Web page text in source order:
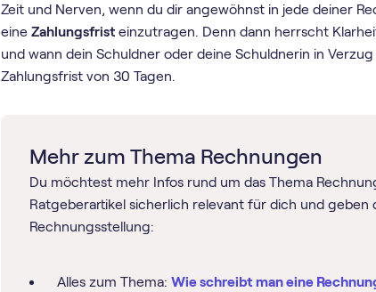
Zeit und Nerven, wenn du dir angewöhnst in jede deiner
eineZahlungsfrist einzutragen. Denn dann herrscht
und wann dein Schuldner oder deine Schuldnerin in
Zahlungsfrist von 30 Tagen.
Mehr zum Thema Rechnungen
Du möchtest mehr Infos rund um das Thema
Ratgeberartikel sicherlich relevant für dich und geben
Rechnungsstellung:
Alles zum Thema:Wie schreibt man eine